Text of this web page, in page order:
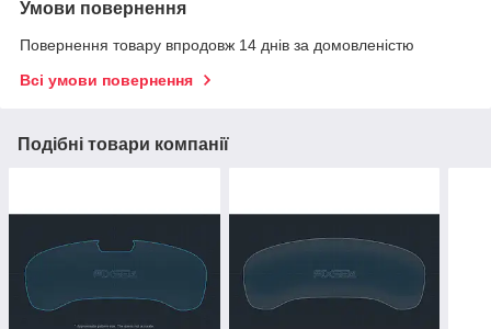
Умови повернення
Повернення товару впродовж 14 днів за домовленістю
Всі умови повернення
Подібні товари компанії